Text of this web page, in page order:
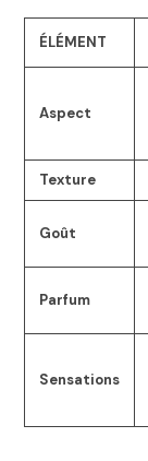
ÉLÉMENT
Aspect
Texture
Goût
Parfum
Sensations